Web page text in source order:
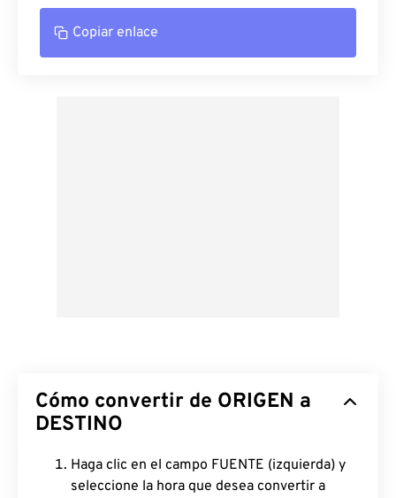
Copiar enlace
Cómo convertir de ORIGEN a
DESTINO
Haga clic en el campo FUENTE (izquierda) y
seleccione la hora que desea convertir a